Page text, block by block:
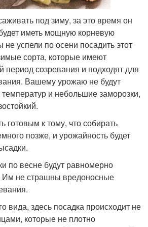
под зиму, за это время он
иметь мощную корневую
успели по осени посадить этот
сорта, которые имеют
период созревания и подходят для
Вашему урожаю не будут
и небольшие заморозки,
готовым к тому, что собирать
позже, и урожайность будет
по весне будут равномерно
Им не страшны вредоносные
вида, здесь посадка происходит не
которые не плотно